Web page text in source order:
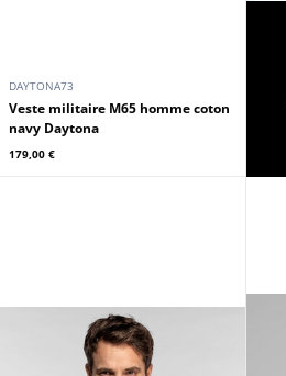
DAYTONA73
Veste militaire M65 homme coton
navy Daytona
179,00 €